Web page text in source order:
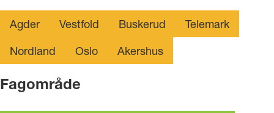
Agder Vestfold Buskerud
Telemark
Nordland
Oslo Akershus
Fagområde